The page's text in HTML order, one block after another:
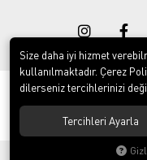
© 2020
Yeni
Size daha iyi hizmet
kullanılmaktadır. Çerez
dilerseniz tercihlerinizi
Tercihleri Ayarla